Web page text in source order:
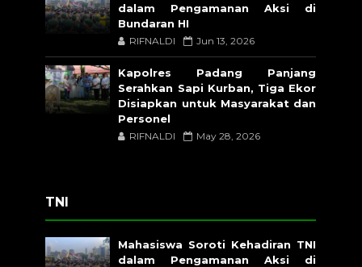
dalam Pengamanan Aksi di
Bundaran HI
RIFNALDI Jun 13, 2026
Kapolres Padang Panjang
Serahkan Sapi Kurban, Tiga Ekor
Disiapkan untuk Masyarakat dan
Personel
RIFNALDI May 28, 2026
TNI
Mahasiswa Soroti Kehadiran TNI
dalam Pengamanan Aksi di